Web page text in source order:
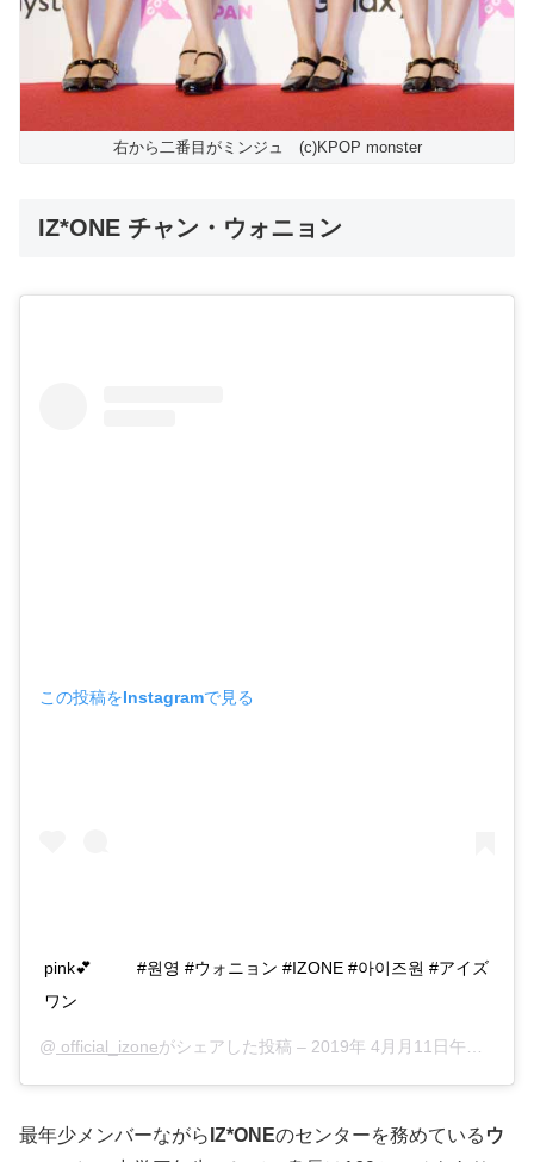
右から二番目がミンジュ (c)KPOP monster
IZ*ONE チャン・ウォニョン
この投稿をInstagramで見る
pink💕 ⠀⠀⠀ #원영 #ウォニョン #IZONE #아이즈원 #アイズ
ワン
@ official_izoneがシェアした投稿 – 2019年 4月月11日午前3時41分PDT
最年少メンバーながら IZ*ONEのセンターを務めている ウ